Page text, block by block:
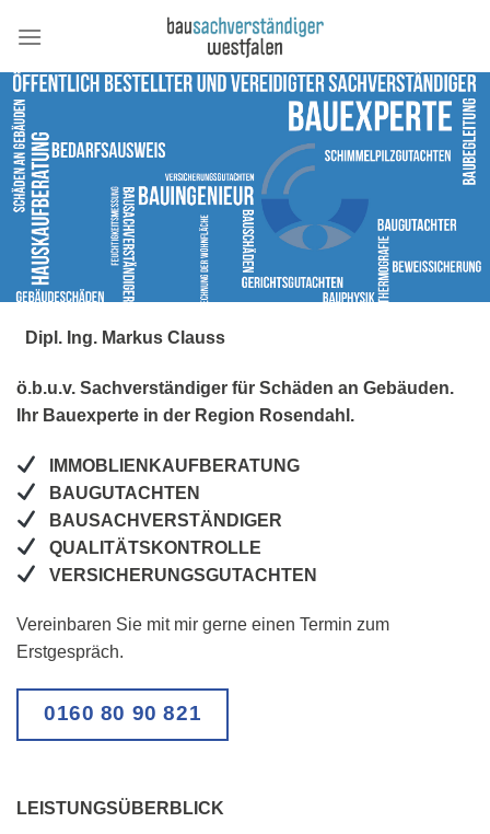
Dipl. Ing. Markus Clauss
ö.b.u.v. Sachverständiger für Schäden an Gebäuden.
Ihr Bauexperte in der Region Rosendahl.
IMMOBLIENKAUFBERATUNG
BAUGUTACHTEN
BAUSACHVERSTÄNDIGER
QUALITÄTSKONTROLLE
VERSICHERUNGSGUTACHTEN
Vereinbaren Sie mit mir gerne einen Termin zum
Erstgespräch.
0160 80 90 821
LEISTUNGSÜBERBLICK